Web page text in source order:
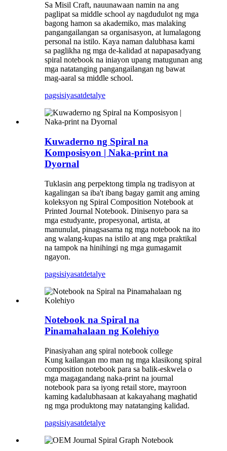
Sa Misil Craft, nauunawaan namin na ang
paglipat sa middle school ay nagdudulot ng mga
bagong hamon sa akademiko, mas malaking
pangangailangan sa organisasyon, at lumalagong
personal na istilo. Kaya naman dalubhasa kami
sa paglikha ng mga de-kalidad at napapasadyang
spiral notebook na iniayon upang matugunan ang
mga natatanging pangangailangan ng bawat
mag-aaral sa middle school.
pagsisiyasatdetalye
Kuwaderno ng Spiral na
Komposisyon | Naka-print na
Dyornal
Tuklasin ang perpektong timpla ng tradisyon at
kagalingan sa iba't ibang bagay gamit ang aming
koleksyon ng Spiral Composition Notebook at
Printed Journal Notebook. Dinisenyo para sa
mga estudyante, propesyonal, artista, at
manunulat, pinagsasama ng mga notebook na ito
ang walang-kupas na istilo at ang mga praktikal
na tampok na hinihingi ng mga gumagamit
ngayon.
pagsisiyasatdetalye
Notebook na Spiral na
Pinamahalaan ng Kolehiyo
Pinasiyahan ang spiral notebook college
Kung kailangan mo man ng mga klasikong spiral
composition notebook para sa balik-eskwela o
mga magagandang naka-print na journal
notebook para sa iyong retail store, mayroon
kaming kadalubhasaan at kakayahang maghatid
ng mga produktong may natatanging kalidad.
pagsisiyasatdetalye